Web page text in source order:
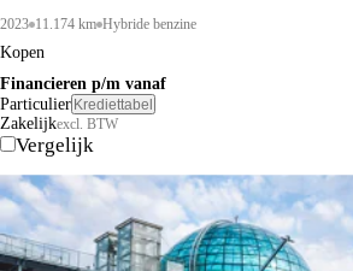
2023 11.174 km Hybride benzine
Kopen
Financieren p/m vanaf
Particulier Krediettabel
Zakelijkexcl. BTW
Vergelijk